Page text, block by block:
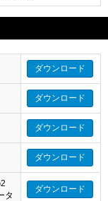
ダウンロード
ダウンロード
ダウンロード
ダウンロード
タ
ダウンロード